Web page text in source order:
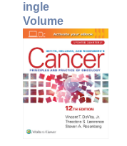
ingle
Volume